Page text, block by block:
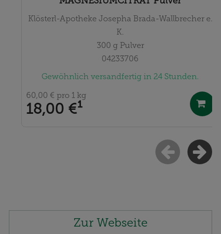
Dritte wie z.B. Google oder soziale Medien
Klösterl-Apotheke Josepha Brada-Wallbrecher e.
300g Pulver
04233706
Gewöhnlich versandfertig in 24 Stunden.
18,00 €¹
60,00 €pro 1 kg
Zur Webseite